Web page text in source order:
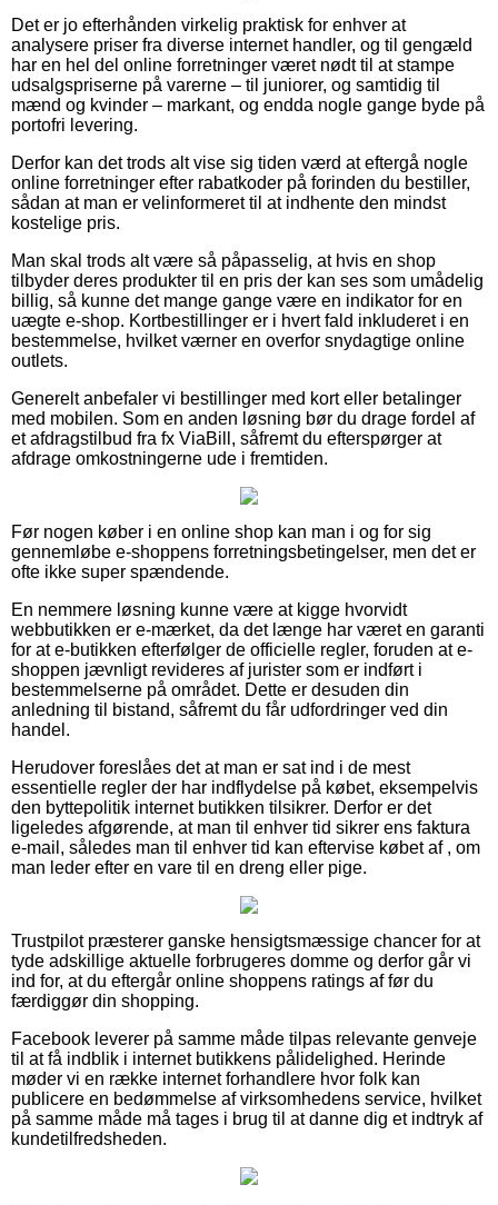
Det er jo efterhånden virkelig praktisk for enhver at
analysere priser fra diverse internet handler, og til gengæld
har en hel del online forretninger været nødt til at stampe
udsalgspriserne på varerne – til juniorer, og samtidig til
mænd og kvinder – markant, og endda nogle gange byde på
portofri levering.
Derfor kan det trods alt vise sig tiden værd at eftergå nogle
online forretninger efter rabatkoder på forinden du bestiller,
sådan at man er velinformeret til at indhente den mindst
kostelige pris.
Man skal trods alt være så påpasselig, at hvis en shop
tilbyder deres produkter til en pris der kan ses som umådelig
billig, så kunne det mange gange være en indikator for en
uægte e-shop. Kortbestillinger er i hvert fald inkluderet i en
bestemmelse, hvilket værner en overfor snydagtige online
outlets.
Generelt anbefaler vi bestillinger med kort eller betalinger
med mobilen. Som en anden løsning bør du drage fordel af
et afdragstilbud fra fx ViaBill, såfremt du efterspørger at
afdrage omkostningerne ude i fremtiden.
Før nogen køber i en online shop kan man i og for sig
gennemløbe e-shoppens forretningsbetingelser, men det er
ofte ikke super spændende.
En nemmere løsning kunne være at kigge hvorvidt
webbutikken er e-mærket, da det længe har været en garanti
for at e-butikken efterfølger de officielle regler, foruden at e-
shoppen jævnligt revideres af jurister som er indført i
bestemmelserne på området. Dette er desuden din
anledning til bistand, såfremt du får udfordringer ved din
handel.
Herudover foreslåes det at man er sat ind i de mest
essentielle regler der har indflydelse på købet, eksempelvis
den byttepolitik internet butikken tilsikrer. Derfor er det
ligeledes afgørende, at man til enhver tid sikrer ens faktura
e-mail, således man til enhver tid kan eftervise købet af , om
man leder efter en vare til en dreng eller pige.
Trustpilot præsterer ganske hensigtsmæssige chancer for at
tyde adskillige aktuelle forbrugeres domme og derfor går vi
ind for, at du eftergår online shoppens ratings af før du
færdiggør din shopping.
Facebook leverer på samme måde tilpas relevante genveje
til at få indblik i internet butikkens pålidelighed. Herinde
møder vi en række internet forhandlere hvor folk kan
publicere en bedømmelse af virksomhedens service, hvilket
på samme måde må tages i brug til at danne dig et indtryk af
kundetilfredsheden.